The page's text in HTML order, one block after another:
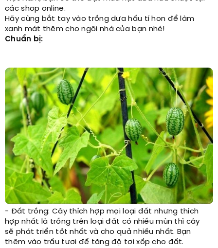
các shop online.
Hãy cùng bắt tay vào trồng dưa hấu tí hon để làm
xanh mát thêm cho ngôi nhà của bạn nhé!
Chuẩn bị:
- Đất trồng: Cây thích hợp mọi loại đất nhưng thích
hợp nhất là trồng trên loại đất có nhiều mùn thì cây
sẽ phát triển tốt nhất và cho quả nhiều nhất. Bạn
thêm vào trấu tươi để tăng độ tơi xốp cho đất.